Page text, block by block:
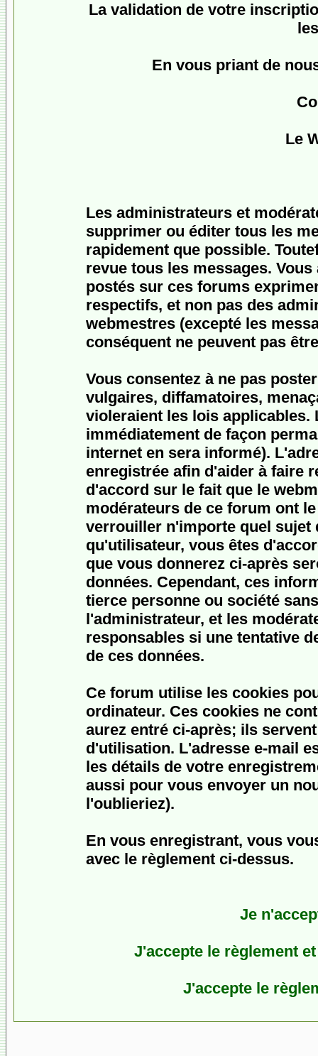
La validation de votre
En vous priant de
Le
Les administrateurs et
supprimer ou éditer tous les
rapidement que possible.
revue tous les messages.
postés sur ces forums
respectifs, et non pas des
webmestres (excepté les
conséquent ne peuvent pas
Vous consentez à ne pas
vulgaires, diffamatoires,
violeraient les lois applicables.
immédiatement de façon
internet en sera informé).
enregistrée afin d'aider à faire
d'accord sur le fait que le
modérateurs de ce forum ont
verrouiller n'importe quel sujet
qu'utilisateur, vous êtes
que vous donnerez ci-après
données. Cependant, ces
tierce personne ou société
l'administrateur, et les
responsables si une tentative
de ces données.
Ce forum utilise les cookies
ordinateur. Ces cookies ne
aurez entré ci-après; ils
d'utilisation. L'adresse e-mail
les détails de votre
aussi pour vous envoyer un
l'oublieriez).
En vous enregistrant, vous
avec le règlement ci-dessus.
Je
J'accepte le règlement
J'accepte le